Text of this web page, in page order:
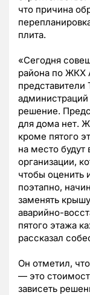
что причина
плита.
«Сегодня
района по ЖКХ
решение.
для дома нет.
кроме пятого
на место будут
организации,
чтобы оценить
поэтапно,
заменять
аварийно-
пятого этажа
рассказал
Он отметил,
— это
зависеть